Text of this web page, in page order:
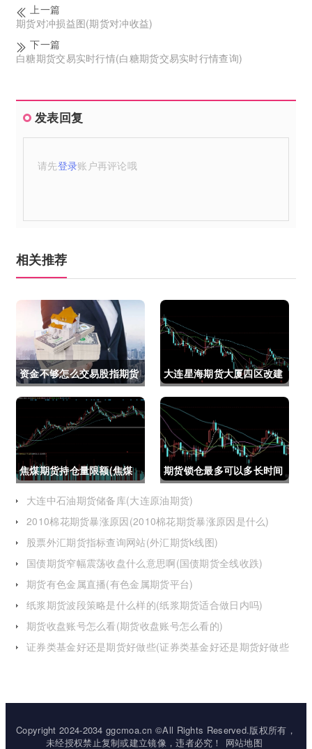
上一篇
期货对冲损益图(期货对冲收益)
下一篇
白糖期货交易实时行情(白糖期货交易实时行情查询)
发表回复
请先登录账户再评论哦
相关推荐
资金不够怎么交易股指期货
(资金不够怎么交易股指期
货呢)
大连星海期货大厦四区改建
(大连星海广场期货大厦)
焦煤期货持仓量限额(焦煤
期货持仓量限额是多少)
期货锁仓最多可以多长时间
(期货锁仓最多可以多长时
间卖出)
大连中石油期货储备库(大连原油期货)
2010棉花期货暴涨原因(2010棉花期货暴涨原因是什么)
股票外汇期货指标查询网站(外汇期货k线图)
国债期货窄幅震荡收盘什么意思啊(国债期货全线收跌)
期货有色金属直播(有色金属期货平台)
纸浆期货波段策略是什么样的(纸浆期货适合做日内吗)
期货收盘账号怎么看(期货收盘账号怎么看的)
证券类基金好还是期货好做些(证券类基金好还是期货好做些
Copyright 2024-2034 ggcmoa.cn ©All Rights Reserved.版权所有，
未经授权禁止复制或建立镜像，违者必究！
网站地图